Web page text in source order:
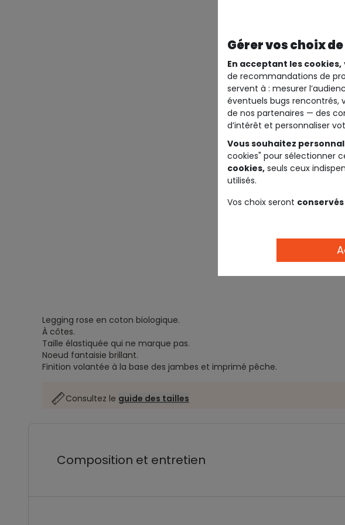
Legging rose en coton biologique.
À côtes.
Taille élastiquée qui ne marque pas.
Noeud fantaisie brillant.
Finition volantée à la base des jambes et imprimé pêche.
Consultez le guide des tailles
Composition et entretien
Gérer vos choix
En acceptant les cookies,
de recommandations de
servent à : mesurer
éventuels bugs rencontrés,
de nos partenaires — des
d’intérêt et personnaliser
Vous souhaitez
cookies" pour sélectionner
cookies, seuls ceux
utilisés.
Vos choix seront conservés